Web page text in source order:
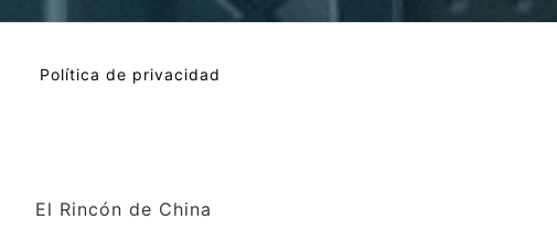
Política de privacidad
El Rincón de China